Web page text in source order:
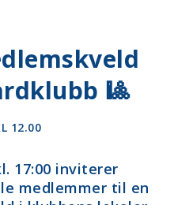
🎱
12.00
17:00 inviterer
medlemmer til en